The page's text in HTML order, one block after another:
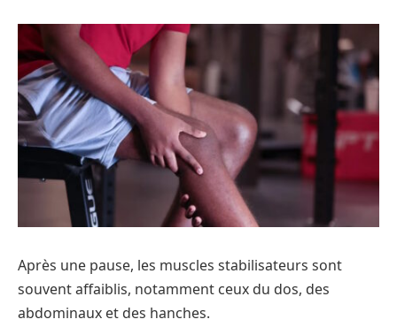
Après une pause, les muscles stabilisateurs sont
souvent affaiblis, notamment ceux du dos, des
abdominaux et des hanches.